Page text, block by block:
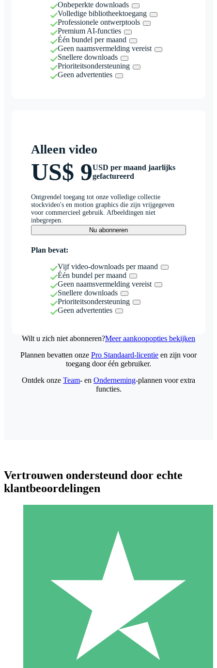
Onbeperkte downloads
Volledige bibliotheektoegang
Professionele ontwerptools
Premium AI-functies
Één bundel per maand
Geen naamsvermelding vereist
Snellere downloads
Prioriteitsondersteuning
Geen advertenties
Alleen video
US$ 9USD per maand jaarlijks
gefactureerd
Ontgrendel toegang tot onze volledige collectie
stockvideo's en motion graphics die zijn vrijgegeven
voor commercieel gebruik. Afbeeldingen niet
inbegrepen.
Nu abonneren
Plan bevat:
Vijf video-downloads per maand
Één bundel per maand
Geen naamsvermelding vereist
Snellere downloads
Prioriteitsondersteuning
Geen advertenties
Wilt u zich niet abonneren?Meer aankoopopties bekijken
Individuele Creditpakketten
Betaal per gebruik met downloadtegoeden. Geen maandelijkse
1000
Plannen bevatten onze Pro Standaard-licentie en zijn voor
toegang door één gebruiker.
Ontdek onze Team- en Onderneming-plannen voor extra
functies.
Vertrouwen ondersteund door echte
klantbeoordelingen